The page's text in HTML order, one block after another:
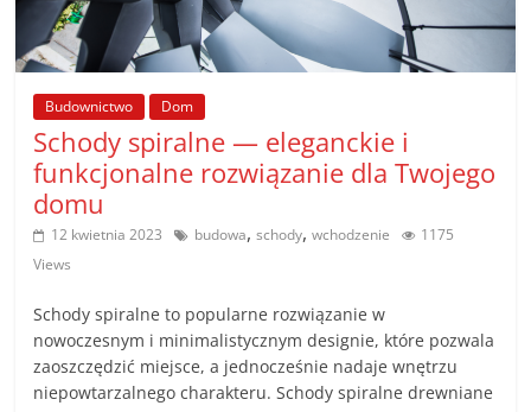
Budownictwo Dom
Schody spiralne — eleganckie i
funkcjonalne rozwiązanie dla Twojego
domu
12 kwietnia 2023 budowa,schody,wchodzenie
1175
Views
Schody spiralne to popularne rozwiązanie w
nowoczesnym i minimalistycznym designie, które pozwala
zaoszczędzić miejsce, a jednocześnie nadaje wnętrzu
niepowtarzalnego charakteru. Schody spiralne drewniane